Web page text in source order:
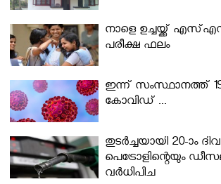
നാളെ ഉച്ചയ്ക്ക്
പരീക്ഷ ഫലം
ഇന്ന് സംസ്ഥാനത്ത്
കോവിഡ് ...
തുടർച്ചയായി 20-ാം
പെട്രോളിന്റെയും
വര്‍ധിപ്പിച്ചു